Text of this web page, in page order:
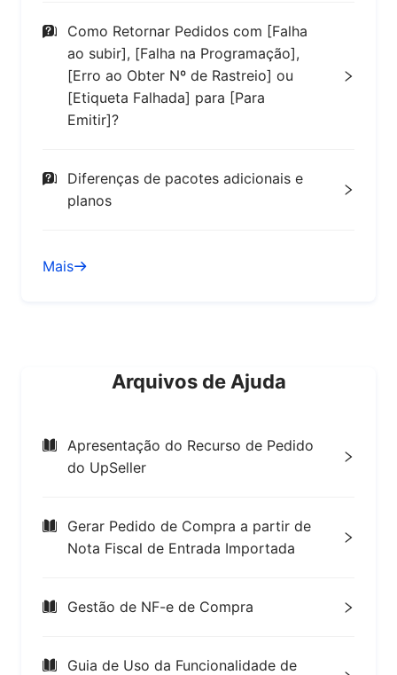
Como Retornar Pedidos com [Falha
ao subir], [Falha na Programação],
[Erro ao Obter Nº de Rastreio] ou
[Etiqueta Falhada] para [Para
Emitir]?
Diferenças de pacotes adicionais e
planos
Mais
Arquivos de Ajuda
Apresentação do Recurso de Pedido
do UpSeller
Gerar Pedido de Compra a partir de
Nota Fiscal de Entrada Importada
Gestão de NF-e de Compra
Guia de Uso da Funcionalidade de